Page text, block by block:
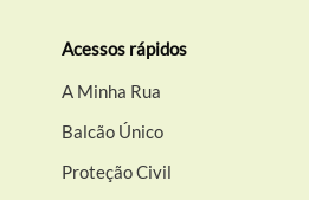
Acessos rápidos
A Minha Rua
Balcão Único
Proteção Civil